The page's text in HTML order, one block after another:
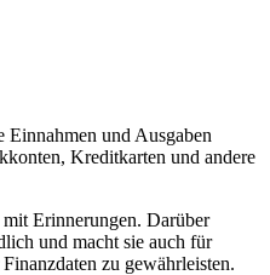
und Ausgaben
Kreditkarten und andere
Erinnerungen. Darüber
und macht sie auch für
zu gewährleisten.